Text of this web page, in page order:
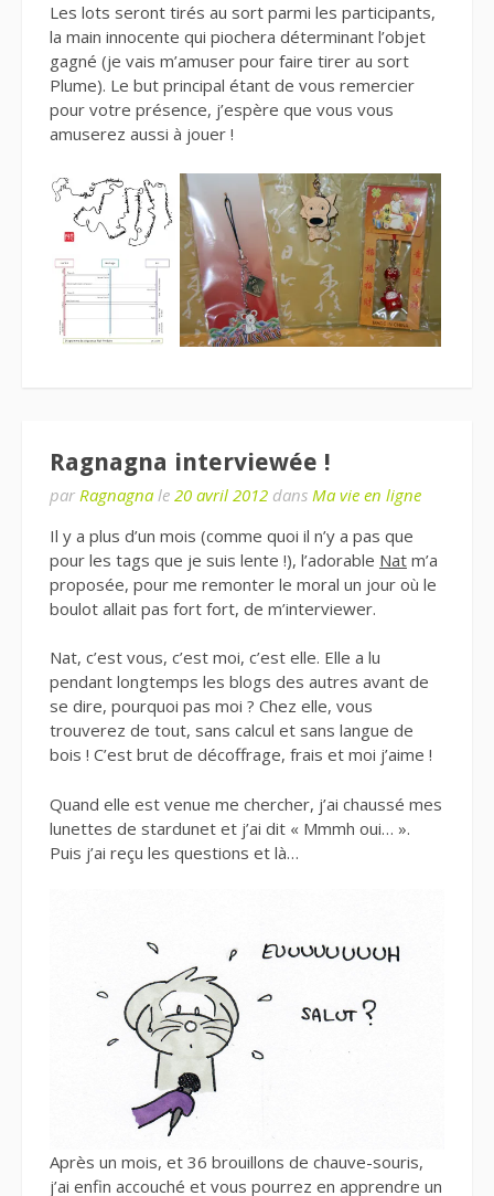
Les lots seront tirés au sort parmi les participants,
la main innocente qui piochera déterminant l’objet
gagné (je vais m’amuser pour faire tirer au sort
Plume). Le but principal étant de vous remercier
pour votre présence, j’espère que vous vous
amuserez aussi à jouer !
Ragnagna interviewée !
par Ragnagna le 20 avril 2012 dans Ma vie en ligne
Il y a plus d’un mois (comme quoi il n’y a pas que
pour les tags que je suis lente !), l’adorable Nat m’a
proposée, pour me remonter le moral un jour où le
boulot allait pas fort fort, de m’interviewer.
Nat, c’est vous, c’est moi, c’est elle. Elle a lu
pendant longtemps les blogs des autres avant de
se dire, pourquoi pas moi ? Chez elle, vous
trouverez de tout, sans calcul et sans langue de
bois ! C’est brut de décoffrage, frais et moi j’aime !
Quand elle est venue me chercher, j’ai chaussé mes
lunettes de stardunet et j’ai dit « Mmmh oui… ».
Puis j’ai reçu les questions et là…
Après un mois, et 36 brouillons de chauve-souris,
j’ai enfin accouché et vous pourrez en apprendre un